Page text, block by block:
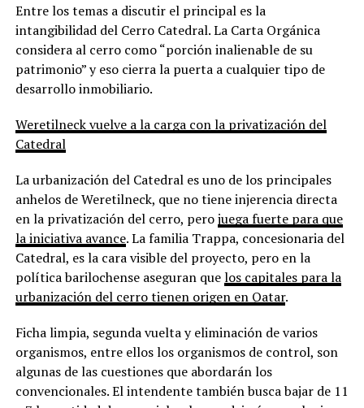
Entre los temas a discutir el principal es la
intangibilidad del Cerro Catedral. La Carta Orgánica
considera al cerro como “porción inalienable de su
patrimonio” y eso cierra la puerta a cualquier tipo de
desarrollo inmobiliario.
Weretilneck vuelve a la carga con la privatización del
Catedral
La urbanización del Catedral es uno de los principales
anhelos de Weretilneck, que no tiene injerencia directa
en la privatización del cerro, perojuega fuerte para que
la iniciativa avance. La familia Trappa, concesionaria del
Catedral, es la cara visible del proyecto, pero en la
política barilochense aseguran quelos capitales para la
urbanización del cerro tienen origen en Qatar.
Ficha limpia, segunda vuelta y eliminación de varios
organismos, entre ellos los organismos de control, son
algunas de las cuestiones que abordarán los
convencionales. El intendente también busca bajar de 11